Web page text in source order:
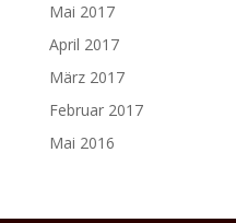
Mai 2017
April 2017
März 2017
Februar 2017
Mai 2016